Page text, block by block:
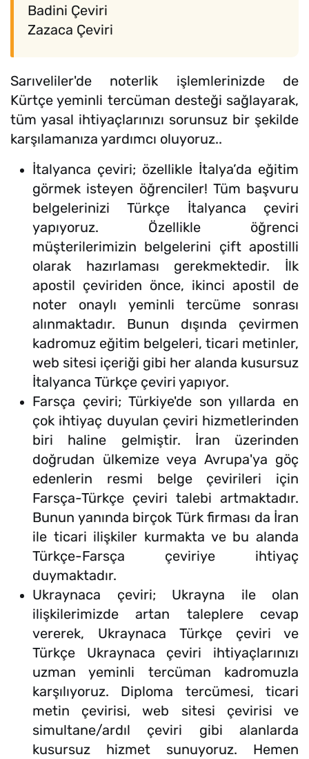
Badini Çeviri
Zazaca Çeviri
Sarıveliler'de noterlik işlemlerinizde de
Kürtçe yeminli tercüman desteği sağlayarak,
tüm yasal ihtiyaçlarınızı sorunsuz bir şekilde
karşılamanıza yardımcı oluyoruz..
İtalyanca çeviri; özellikle İtalya’da eğitim
görmek isteyen öğrenciler! Tüm başvuru
belgelerinizi Türkçe İtalyanca çeviri
yapıyoruz. Özellikle öğrenci
müşterilerimizin belgelerini çift apostilli
olarak hazırlaması gerekmektedir. İlk
apostil çeviriden önce, ikinci apostil de
noter onaylı yeminli tercüme sonrası
alınmaktadır. Bunun dışında çevirmen
kadromuz eğitim belgeleri, ticari metinler,
web sitesi içeriği gibi her alanda kusursuz
İtalyanca Türkçe çeviri yapıyor.
Farsça çeviri; Türkiye'de son yıllarda en
çok ihtiyaç duyulan çeviri hizmetlerinden
biri haline gelmiştir. İran üzerinden
doğrudan ülkemize veya Avrupa'ya göç
edenlerin resmi belge çevirileri için
Farsça-Türkçe çeviri talebi artmaktadır.
Bunun yanında birçok Türk firması da İran
ile ticari ilişkiler kurmakta ve bu alanda
Türkçe-Farsça çeviriye ihtiyaç
duymaktadır.
Ukraynaca çeviri; Ukrayna ile olan
ilişkilerimizde artan taleplere cevap
vererek, Ukraynaca Türkçe çeviri ve
Türkçe Ukraynaca çeviri ihtiyaçlarınızı
uzman yeminli tercüman kadromuzla
karşılıyoruz. Diploma tercümesi, ticari
metin çevirisi, web sitesi çevirisi ve
simultane/ardıl çeviri gibi alanlarda
kusursuz hizmet sunuyoruz. Hemen